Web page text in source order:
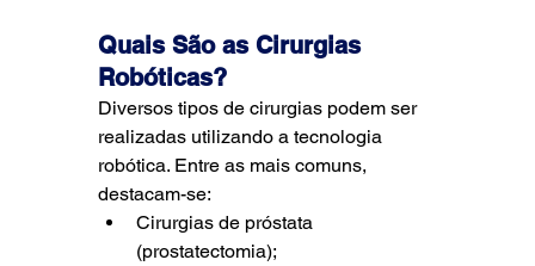
Quais São as Cirurgias
Robóticas?
Diversos tipos de cirurgias podem ser
realizadas utilizando a tecnologia
robótica. Entre as mais comuns,
destacam-se:
Cirurgias de próstata
(prostatectomia);